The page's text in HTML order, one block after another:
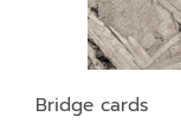
Bridge cards